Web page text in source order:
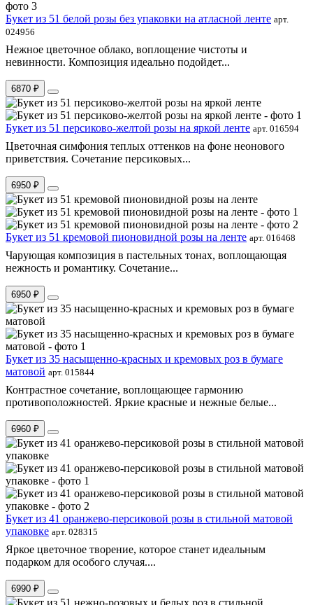
Букет из 51 белой розы без упаковки на атласной ленте арт.
024956
Нежное цветочное облако, воплощение чистоты и
невинности. Композиция идеально подойдет...
6870 ₽
Букет из 51 персиково-желтой розы на яркой ленте арт. 016594
Цветочная симфония теплых оттенков на фоне неонового
приветствия. Сочетание персиковых...
6950 ₽
Букет из 51 кремовой пионовидной розы на ленте арт. 016468
Чарующая композиция в пастельных тонах, воплощающая
нежность и романтику. Сочетание...
6950 ₽
Букет из 35 насыщенно-красных и кремовых роз в бумаге
матовой арт. 015844
Контрастное сочетание, воплощающее гармонию
противоположностей. Яркие красные и нежные белые...
6960 ₽
Букет из 41 оранжево-персиковой розы в стильной матовой
упаковке арт. 028315
Яркое цветочное творение, которое станет идеальным
подарком для особого случая....
6990 ₽